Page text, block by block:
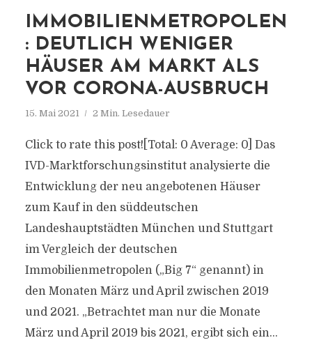
IMMOBILIENMETROPOLEN
: DEUTLICH WENIGER
HÄUSER AM MARKT ALS
VOR CORONA-AUSBRUCH
15. Mai 2021 2 Min. Lesedauer
Click to rate this post![Total: 0 Average: 0] Das
IVD-Marktforschungsinstitut analysierte die
Entwicklung der neu angebotenen Häuser
zum Kauf in den süddeutschen
Landeshauptstädten München und Stuttgart
im Vergleich der deutschen
Immobilienmetropolen („Big 7“ genannt) in
den Monaten März und April zwischen 2019
und 2021. „Betrachtet man nur die Monate
März und April 2019 bis 2021, ergibt sich ein...